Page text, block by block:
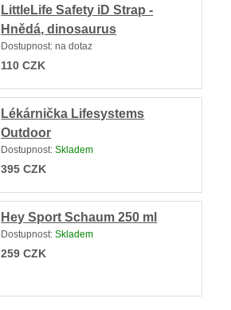
LittleLife Safety iD Strap -
Hnědá, dinosaurus
Dostupnost:na dotaz
110CZK
Lékárnička Lifesystems
Outdoor
Dostupnost:Skladem
395CZK
Hey Sport Schaum 250 ml
Dostupnost:Skladem
259CZK